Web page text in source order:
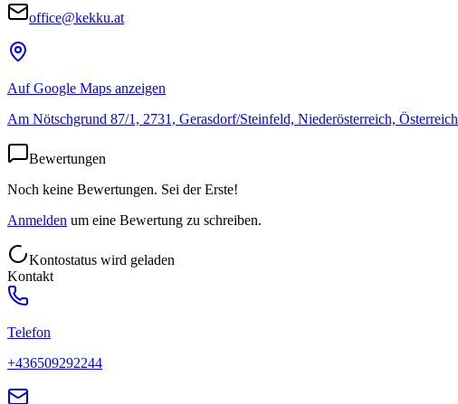
office@kekku.at
Auf Google Maps anzeigen
Am Nötschgrund 87/1, 2731, Gerasdorf/Steinfeld, Niederösterreich, Österreich
Bewertungen
Noch keine Bewertungen. Sei der Erste!
Anmelden um eine Bewertung zu schreiben.
Kontostatus wird geladen
Kontakt
Telefon
+436509292244